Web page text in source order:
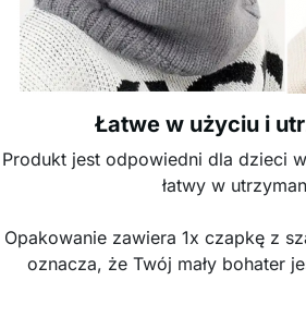
Łatwe w użyciu i
Produkt jest odpowiedni dla dzieci
łatwy w
Opakowanie zawiera 1x czapkę z
oznacza, że Twój mały bohater